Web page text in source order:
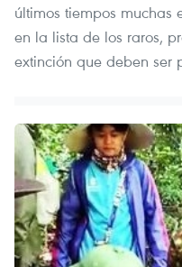
últimos tiempos muchas
en la lista de los raros,
extinción que deben ser